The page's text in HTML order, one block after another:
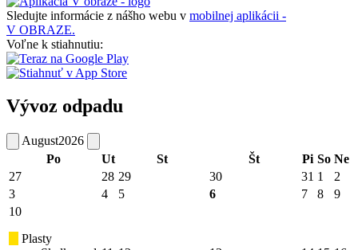
Sledujte informácie z nášho webu v mobilnej aplikácii -
V OBRAZE.
Voľne k stiahnutiu:
Vývoz odpadu
August2026
Po
Ut St Št Pi So Ne
27
28 29 30 31 1
2
3
4 5 6 7 8
9
10
Plasty